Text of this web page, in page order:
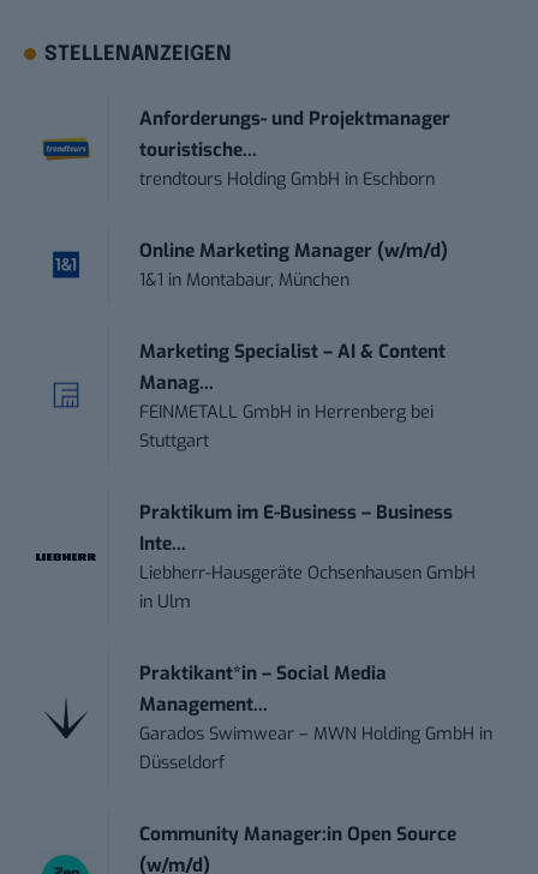
STELLENANZEIGEN
Anforderungs- und Projektmanager
touristische...
trendtours Holding GmbH in Eschborn
Online Marketing Manager (w/m/d)
1&1 in Montabaur, München
Marketing Specialist – AI & Content
Manag...
FEINMETALL GmbH in Herrenberg bei
Stuttgart
Praktikum im E-Business – Business
Inte...
Liebherr-Hausgeräte Ochsenhausen GmbH
in Ulm
Praktikant*in – Social Media
Management...
Garados Swimwear – MWN Holding GmbH in
Düsseldorf
Community Manager:in Open Source
(w/m/d)